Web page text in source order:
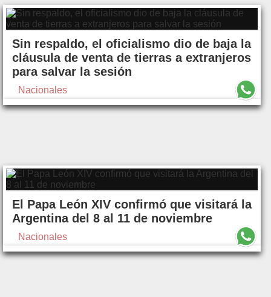
Sin respaldo, el oficialismo dio de baja la
cláusula de venta de tierras a extranjeros
para salvar la sesión
Nacionales
El Papa León XIV confirmó que visitará la
Argentina del 8 al 11 de noviembre
Nacionales